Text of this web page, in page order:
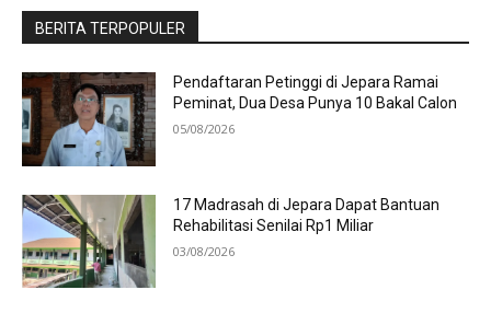
BERITA TERPOPULER
Pendaftaran Petinggi di Jepara Ramai
Peminat, Dua Desa Punya 10 Bakal Calon
05/08/2026
17 Madrasah di Jepara Dapat Bantuan
Rehabilitasi Senilai Rp1 Miliar
03/08/2026